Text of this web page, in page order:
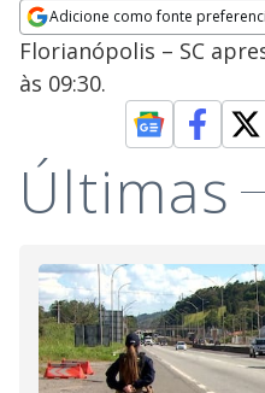
Adicione como fonte
Opens in new window
Florianópolis – SC
às 09:30.
Últimas